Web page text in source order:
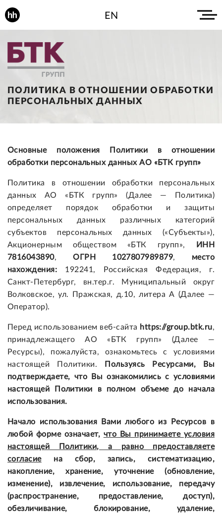
EN
ПОЛИТИКА В ОТНОШЕНИИ ОБРАБОТКИ
ПЕРСОНАЛЬНЫХ ДАННЫХ
Основные положения Политики в отношении
обработки персональных данных АО «БТК групп»
Политика в отношении обработки персональных
данных АО «БТК групп» (Далее — Политика)
определяет порядок обработки и защиты
персональных данных различных категорий
субъектов персональных данных («Субъекты»),
Акционерным обществом «БТК групп», ИНН
7816043890,ОГРН 1027807989879, место
нахождения: 192241, Российская Федерация, г.
Санкт-Петербург, вн.тер.г. Муниципальный округ
Волковское, ул. Пражская, д.10, литера А (Далее —
Оператор).
Перед использованием веб-сайта https://group.btk.ru,
принадлежащего АО «БТК групп» (Далее —
Ресурсы), пожалуйста, ознакомьтесь с условиями
настоящей Политики. Пользуясь Ресурсами,
Вы
подтверждаете, что Вы ознакомились с условиями
настоящей Политики в полном объеме до начала
использования.
Начало использования Вами любого из Ресурсов в
любой форме означает, что Вы принимаете условия
настоящей Политики, а равно предоставляете
согласиена сбор, запись, систематизацию,
накопление, хранение, уточнение (обновление,
изменение), извлечение, использование, передачу
(распространение, предоставление, доступ),
обезличивание, блокирование, удаление,